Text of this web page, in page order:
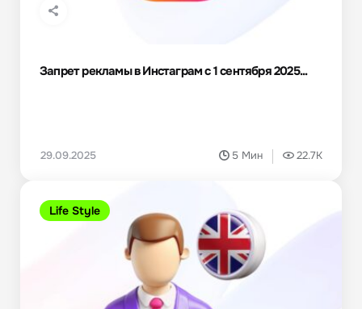
Запрет рекламы в Инстаграм с 1 сентября 2025...
29.09.2025 5 Мин 22.7K
Life Style